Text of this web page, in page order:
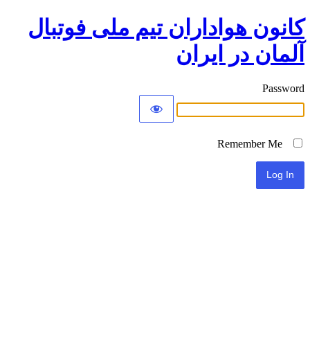
کانون هواداران تیم ملی فوتبال
آلمان در ایران
Password
Remember Me